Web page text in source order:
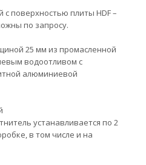
поверхностью плиты HDF –
по запросу.
25 мм из промасленной
водоотливом с
алюминиевой
устанавливается по 2
в том числе и на